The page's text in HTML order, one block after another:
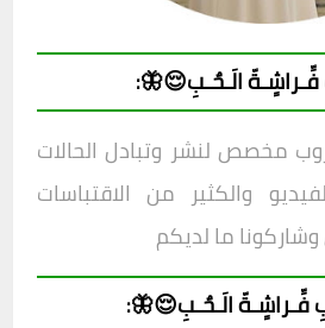
فِّـراشٍـةّ الَـحٌـبِ😌🦋:
مخصص لنشر وتبادل الحالات
والكثير من الاقتباسات
وشاركونا ما لديكم
فِّـراشٍـةّ الَـحٌـبِ😌🦋: